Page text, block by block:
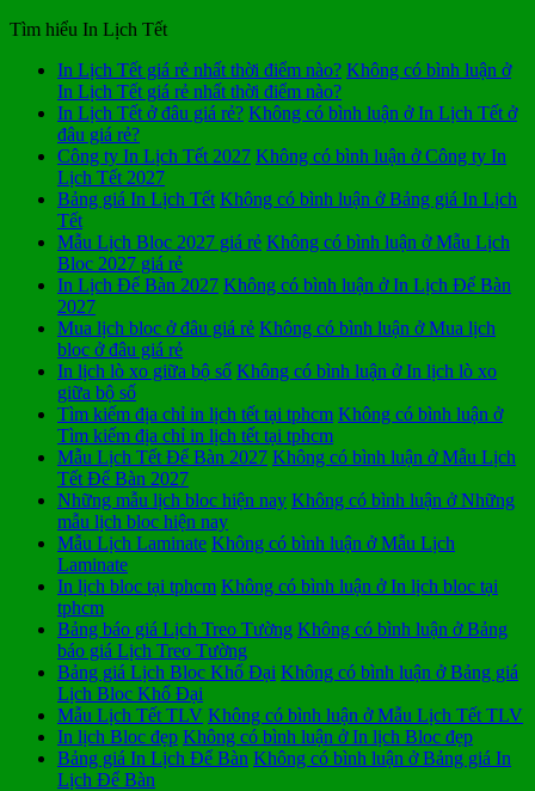
Tìm hiểu In Lịch Tết
In Lịch Tết giá rẻ nhất thời điểm nào? Không có bình luận ở
In Lịch Tết giá rẻ nhất thời điểm nào?
In Lịch Tết ở đâu giá rẻ? Không có bình luận ở In Lịch Tết ở
đâu giá rẻ?
Công ty In Lịch Tết 2027 Không có bình luận ở Công ty In
Lịch Tết 2027
Bảng giá In Lịch Tết Không có bình luận ở Bảng giá In Lịch
Tết
Mẫu Lịch Bloc 2027 giá rẻ Không có bình luận ở Mẫu Lịch
Bloc 2027 giá rẻ
In Lịch Để Bàn 2027 Không có bình luận ở In Lịch Để Bàn
2027
Mua lịch bloc ở đâu giá rẻ Không có bình luận ở Mua lịch
bloc ở đâu giá rẻ
In lịch lò xo giữa bộ số Không có bình luận ở In lịch lò xo
giữa bộ số
Tìm kiếm địa chỉ in lịch tết tại tphcm Không có bình luận ở
Tìm kiếm địa chỉ in lịch tết tại tphcm
Mẫu Lịch Tết Để Bàn 2027 Không có bình luận ở Mẫu Lịch
Tết Để Bàn 2027
Những mẫu lịch bloc hiện nay Không có bình luận ở Những
mẫu lịch bloc hiện nay
Mẫu Lịch Laminate Không có bình luận ở Mẫu Lịch
Laminate
In lịch bloc tại tphcm Không có bình luận ở In lịch bloc tại
tphcm
Bảng báo giá Lịch Treo Tường Không có bình luận ở Bảng
báo giá Lịch Treo Tường
Bảng giá Lịch Bloc Khổ Đại Không có bình luận ở Bảng giá
Lịch Bloc Khổ Đại
Mẫu Lịch Tết TLV Không có bình luận ở Mẫu Lịch Tết TLV
In lịch Bloc đẹp Không có bình luận ở In lịch Bloc đẹp
Bảng giá In Lịch Để Bàn Không có bình luận ở Bảng giá In
Lịch Để Bàn